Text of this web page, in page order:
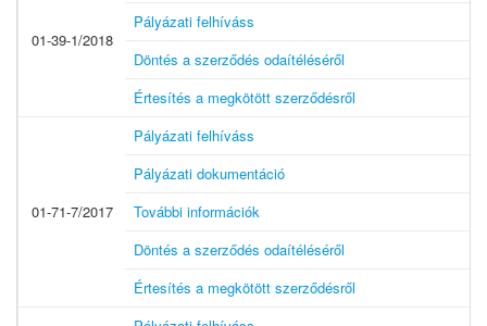
01-39-1/2018
Pályázati felhíváss
Döntés a szerződés odaítéléséről
Értesítés a megkötött szerződésről
01-71-7/2017
Pályázati felhíváss
Pályázati dokumentáció
További információk
Döntés a szerződés odaítéléséről
Értesítés a megkötött szerződésről